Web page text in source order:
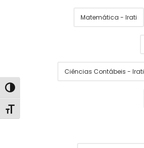
Alternar alto contraste
Alternar tamanho da fonte
Matemática - Irati
Ciências Contábeis - Irati